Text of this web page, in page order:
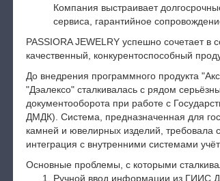
Компания выстраивает
сервиса, гарантийное
PASSIORA JEWELRY успешно сочетает в
качественный, конкурентоспособный
До внедрения программного продукта
"Дэалексо" сталкивалась с рядом
документооборота при работе с
ДМДК). Система, предназначенная для
камней и ювелирных изделий, требовала
интеграция с внутренними системами
Основные проблемы, с которыми
Ручной ввод информации из ГИИС